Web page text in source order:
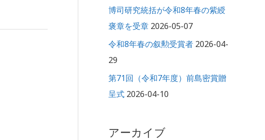
博司研究統括が令和8年春の紫綬
褒章を受章 2026-05-07
令和8年春の叙勲受賞者 2026-04-
29
第71回（令和7年度）前島密賞贈
呈式 2026-04-10
アーカイブ